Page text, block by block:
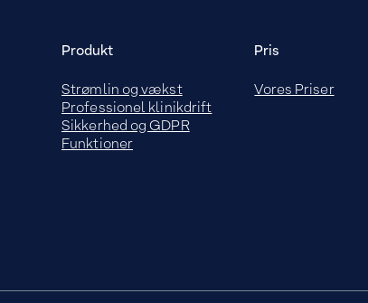
Produkt
Strømlin og vækst
Professionel klinikdrift
Sikkerhed og GDPR
Funktioner
Pris
Vores Priser